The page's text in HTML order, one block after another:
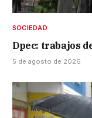
SOCIEDAD
Dpec: trabajos
5 de agosto de 2026